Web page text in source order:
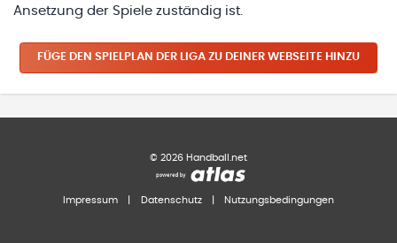
Ansetzung der Spiele zuständig ist.
FÜGE DEN SPIELPLAN DER LIGA ZU DEINER WEBSEITE HINZU
© 2026 Handball.net
Impressum Datenschutz Nutzungsbedingungen